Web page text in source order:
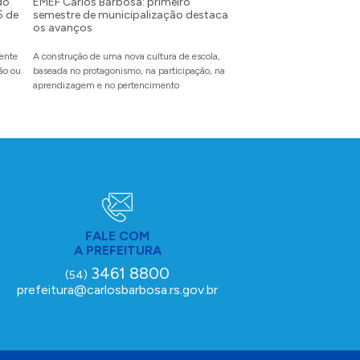
de
ou
semestre de municipalização destaca
os avanços
A construção de uma nova cultura de escola,
baseada no protagonismo, na participação, na
aprendizagem e no pertencimento
FALE COM
A PREFEITURA
(54) 3461 8800
prefeitura@carlosbarbosa.rs.gov.br